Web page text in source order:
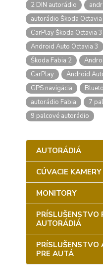
2 DIN autorádio
autorádio Škoda Octavia
CarPlay Škoda Octavia 3
Android Auto Octavia 3
Škoda Fabia 2
CarPlay
Android
GPS navigácia
autorádio Fabia
7
9 palcové autorádio
AUTORÁDIÁ
CÚVACIE KAMERY
MONITORY
PRÍSLUŠENSTVO
AUTORÁDIÁ
PRÍSLUŠENSTVO
PRE AUTÁ